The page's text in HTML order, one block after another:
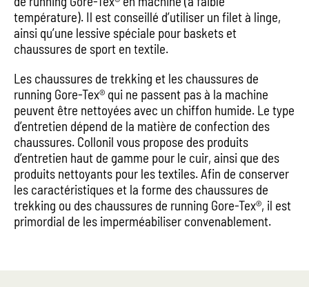
température). Il est conseillé d’utiliser un filet à linge,
ainsi qu’une lessive spéciale pour baskets et
chaussures de sport en textile.
Les chaussures de trekking et les chaussures de
running Gore-Tex® qui ne passent pas à la machine
peuvent être nettoyées avec un chiffon humide. Le type
d’entretien dépend de la matière de confection des
chaussures. Collonil vous propose des produits
d’entretien haut de gamme pour le cuir, ainsi que des
produits nettoyants pour les textiles. Afin de conserver
les caractéristiques et la forme des chaussures de
trekking ou des chaussures de running Gore-Tex®, il est
primordial de les imperméabiliser convenablement.